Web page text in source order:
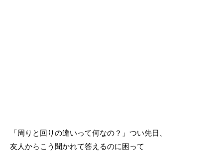
「周りと回りの違いって何なの？」つい先日、
友人からこう聞かれて答えるのに困って